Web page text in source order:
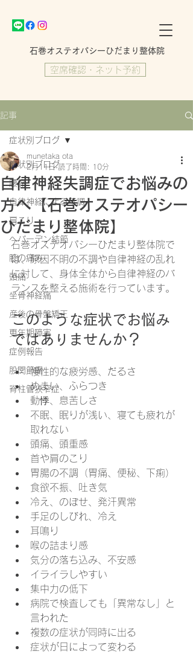
​石巻オステオパシーひだまり整体院
空席確認・ネット予約
記事
症状別ブログ
腰痛
自律神経による不調
肩こり
ヘバーデン結節
膝の痛み
頭痛
坐骨神経痛
産後の骨盤矯正
更年期障害
症例報告
股関節痛
脊柱管狭窄症
症状別ブログ
自律神経失調症でお悩みの
方へ【石巻オステオパシー
ひだまり整体院】
munetaka ota
2月11日 読了時間: 10分
石巻オステオパシーひだまり整体院で
は、原因不明の不調や自律神経の乱れ
に対して、身体全体から自律神経のバ
ランスを整える施術を行っています。
このような症状でお悩み
ではありませんか？
慢性的な疲労感、だるさ
めまい、ふらつき
動悸、息苦しさ
不眠、眠りが浅い、寝ても疲れが
取れない
頭痛、頭重感
首や肩のこり
胃腸の不調（胃痛、便秘、下痢）
食欲不振、吐き気
冷え、のぼせ、発汗異常
手足のしびれ、冷え
耳鳴り
喉の詰まり感
気分の落ち込み、不安感
イライラしやすい
集中力の低下
病院で検査しても「異常なし」と
言われた
複数の症状が同時に出る
症状が日によって変わる